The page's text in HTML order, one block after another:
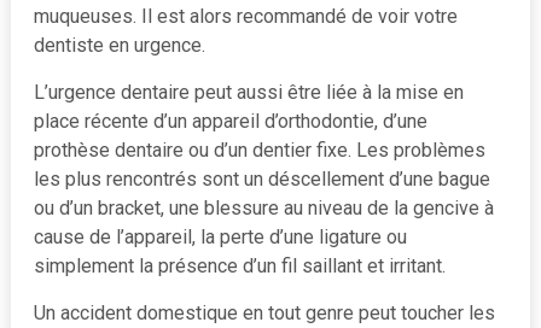
muqueuses. Il est alors recommandé de voir votre
dentiste en urgence.
L’urgence dentaire peut aussi être liée à la mise en
place récente d’un appareil d’orthodontie, d’une
prothèse dentaire ou d’un dentier fixe. Les problèmes
les plus rencontrés sont un déscellement d’une bague
ou d’un bracket, une blessure au niveau de la gencive à
cause de l’appareil, la perte d’une ligature ou
simplement la présence d’un fil saillant et irritant.
Un accident domestique en tout genre peut toucher les